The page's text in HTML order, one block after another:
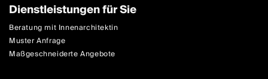
Dienstleistungen für Sie
Beratung mit Innenarchitektin
Muster Anfrage
Maßgeschneiderte Angebote